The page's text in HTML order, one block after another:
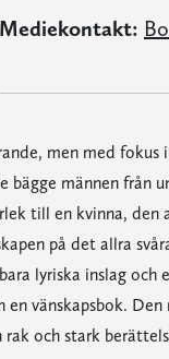
Mediekontakt:
men med fokus
männen från
till en kvinna, den
på det allra
lyriska inslag och
vänskapsbok.
och stark